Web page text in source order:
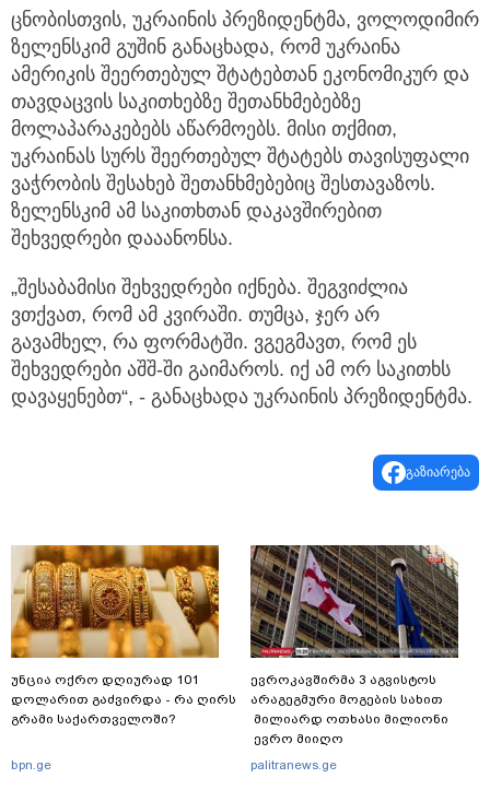
ცნობისთვის, უკრაინის პრეზიდენტმა, ვოლოდიმირ
ზელენსკიმ გუშინ განაცხადა, რომ უკრაინა
ამერიკის შეერთებულ შტატებთან ეკონომიკურ და
თავდაცვის საკითხებზე შეთანხმებებზე
მოლაპარაკებებს აწარმოებს. მისი თქმით,
უკრაინას სურს შეერთებულ შტატებს თავისუფალი
ვაჭრობის შესახებ შეთანხმებებიც შესთავაზოს.
ზელენსკიმ ამ საკითხთან დაკავშირებით
შეხვედრები დააანონსა.
„შესაბამისი შეხვედრები იქნება. შეგვიძლია
ვთქვათ, რომ ამ კვირაში. თუმცა, ჯერ არ
გავამხელ, რა ფორმატში. ვგეგმავთ, რომ ეს
შეხვედრები აშშ-ში გაიმაროს. იქ ამ ორ საკითხს
დავაყენებთ“, - განაცხადა უკრაინის პრეზიდენტმა.
გაზიარება
უნცია ოქრო დღიურად 101
დოლარით გაძვირდა - რა ღირს
გრამი საქართველოში?
bpn.ge
ევროკავშირმა 3 აგვისტოს
არაგეგმური მოგების სახით
მილიარდ ოთხასი მილიონი
ევრო მიიღო
palitranews.ge